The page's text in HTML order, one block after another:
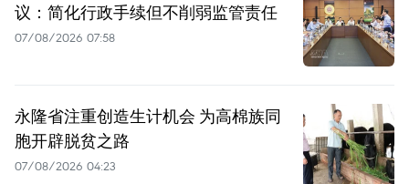
议：简化行政手续但不削弱监管责任
07/08/2026 07:58
永隆省注重创造生计机会 为高棉族同
胞开辟脱贫之路
07/08/2026 04:23